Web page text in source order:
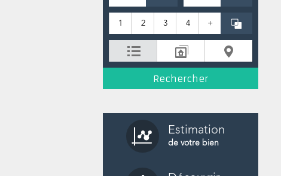
1 2 3 4 +
Estimation
de votre bien